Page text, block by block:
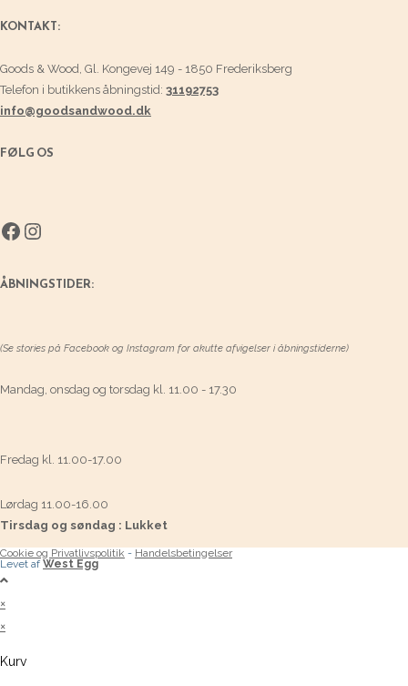
KONTAKT:
Goods & Wood, Gl. Kongevej 149 - 1850 Frederiksberg
Telefon i butikkens åbningstid: 31192753
info@goodsandwood.dk
FØLG OS
Facebook
Instagram
ÅBNINGSTIDER:
(Se stories på Facebook og Instagram for akutte afvigelser i åbningstiderne)
Mandag, onsdag og torsdag kl. 11.00 - 17.30
Fredag kl. 11.00-17.00
Lørdag 11.00-16.00
Tirsdag og søndag : Lukket
Cookie og Privatlivspolitik - Handelsbetingelser
Levet af West Egg
×
×
Kurv